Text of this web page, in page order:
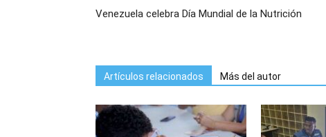
Venezuela celebra Día Mundial de la Nutrición
Artículos relacionados Más del autor